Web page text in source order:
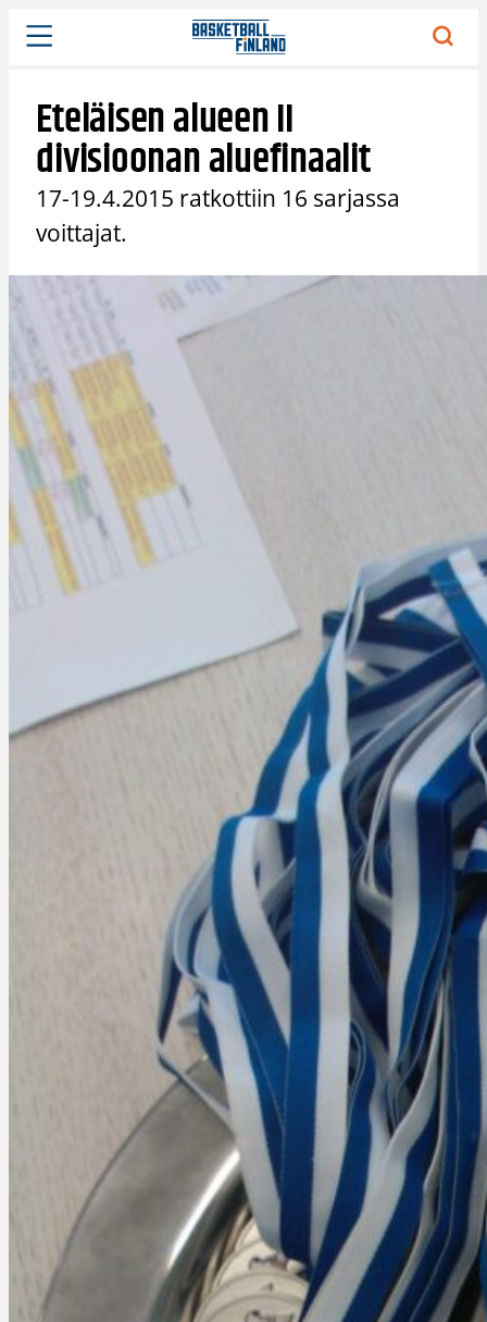
Siirry
sisältöön
Eteläisen alueen II
divisioonan aluefinaalit
17-19.4.2015 ratkottiin 16 sarjassa
voittajat.